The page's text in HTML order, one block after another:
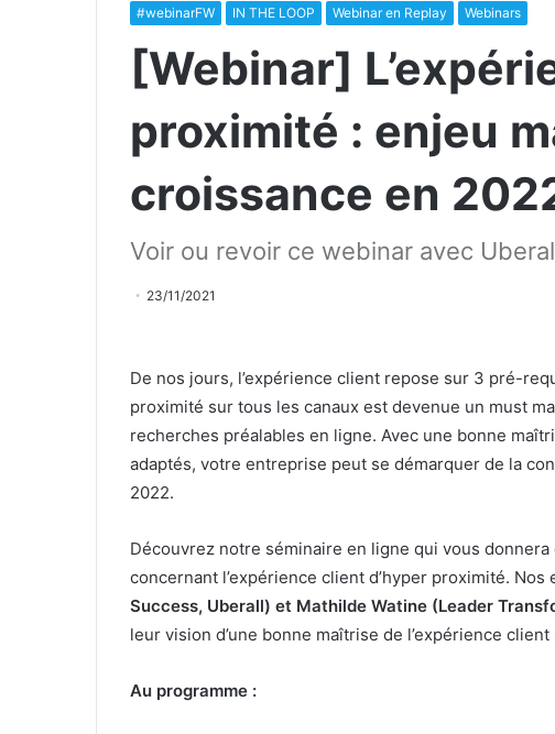
#webinarFW IN THE LOOP Webinar en Replay Webinars
[Webinar]
proximité : enjeu
croissance en
Voir ou revoir ce webinar avec
23/11/2021
De nos jours, l’expérience client repose sur 3 pré-
proximité sur tous les canaux est devenue un must
recherches préalables en ligne. Avec une bonne
adaptés, votre entreprise peut se démarquer de la
2022.
Découvrez notre séminaire en ligne qui vous
concernant l’expérience client d’hyper proximité. Nos
Success, Uberall) et Mathilde Watine (Leader
leur vision d’une bonne maîtrise de l’expérience client
Au programme :